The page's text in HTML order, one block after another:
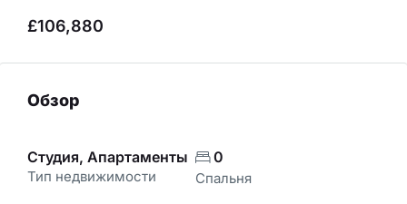
£106,880
Обзор
Студия, Апартаменты
Тип недвижимости
0
Спальня